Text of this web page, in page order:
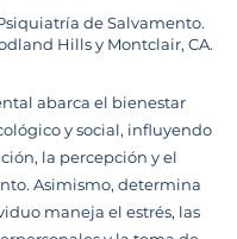
de Salvamento.
Hills y Montclair, CA.
abarca el bienestar
y social, influyendo
la percepción y el
Asimismo, determina
maneja el estrés, las